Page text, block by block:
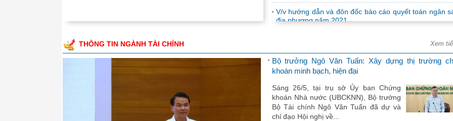
Báo Hà Tĩnh, Thị đoàn Kỳ Anh phối hợp
với Đoàn Thanh...
Thực hiện Quyết định số 2178/QĐ-
UBND ngày 11/9/2024 của Ủy ban nhân
dân tỉnh về việc phê duyệt Chỉ tiêu và
Kế hoạch tuyển dụng...
Sở Tài chính Hà Tĩnh dâng hương tưởng niệm tại các
di tích, nghĩa trang liệt sỹ
V/v hướng dẫn và đôn đốc báo cáo quyết toán ngân
địa phương năm 2021
THÔNG TIN NGÀNH TÀI CHÍNH Xem
Bộ trưởng Ngô Văn Tuấn: Xây dựng thị trường
khoán minh bạch, hiện đại
Sáng 26/5, tại trụ sở Ủy ban Chứng
khoán Nhà nước (UBCKNN), Bộ trưởng
Bộ Tài chính Ngô Văn Tuấn đã dự và
chỉ đạo Hội nghị về...